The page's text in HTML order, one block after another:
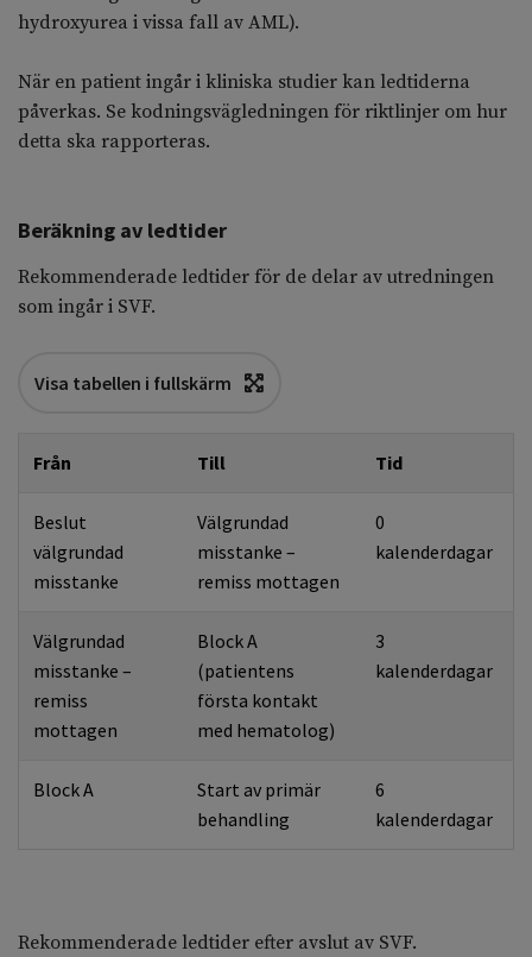
hydroxyurea i vissa fall av AML).
När en patient ingår i kliniska studier kan ledtiderna
påverkas. Se kodningsvägledningen för riktlinjer om hur
detta ska rapporteras.
Beräkning av ledtider
Rekommenderade ledtider för de delar av utredningen
som ingår i SVF.
Visa tabellen i fullskärm
Från Till Tid
Beslut
välgrundad
misstanke
Välgrundad
misstanke –
remiss mottagen
0
kalenderdagar
Välgrundad
misstanke –
remiss
mottagen
Block A
(patientens
första kontakt
med hematolog)
3
kalenderdagar
Block A
Start av primär
behandling
6
kalenderdagar
Rekommenderade ledtider efter avslut av SVF.